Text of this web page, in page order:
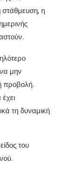
στάθμευση, η
μην
προβολή.
τη δυναμική
του